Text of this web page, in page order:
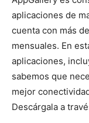
aplicaciones de
cuenta con más
mensuales. En
aplicaciones,
sabemos que
mejor
Descárgala a